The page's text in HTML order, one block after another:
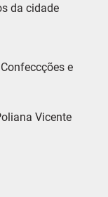
da cidade
e
Vicente